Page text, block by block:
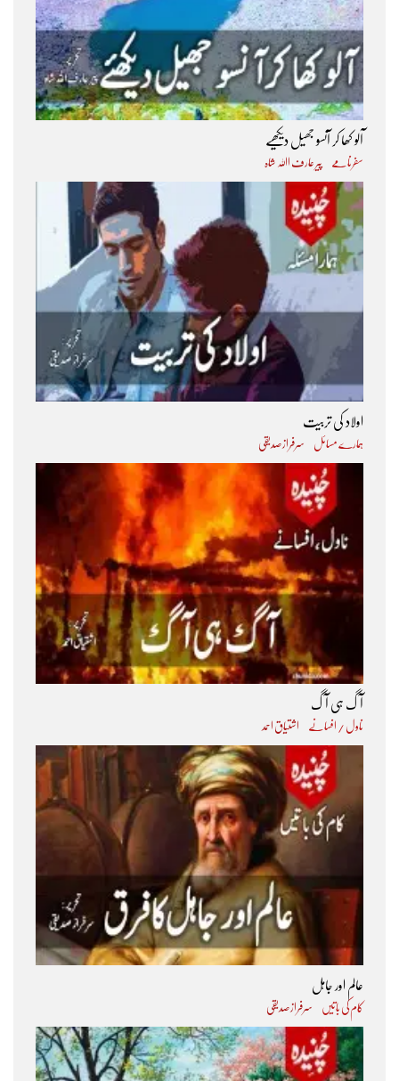
آلو کھا کر آنسو جھیل دیکھیے
سفرنامے پیر عارف اﷲ شاہ
اولاد کی تربیت
ہمارے مسائل سرفراز صدیقی
آگ ہی آگ
ناول / افسانے اشتیاق احمد
عالم اور جاہل
کام کی باتیں سرفراز صدیقی